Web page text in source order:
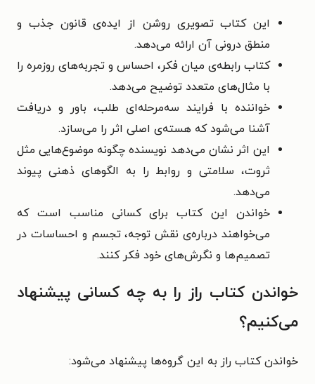
این کتاب تصویری روشن از ایده‌ی قانون جذب و
منطق درونی آن ارائه می‌دهد.
کتاب رابطه‌ی میان فکر، احساس و تجربه‌های روزمره را
با مثال‌های متعدد توضیح می‌دهد.
خواننده با فرایند سه‌مرحله‌ای طلب، باور و دریافت
آشنا می‌شود که هسته‌ی اصلی اثر را می‌سازد.
این اثر نشان می‌دهد نویسنده چگونه موضوع‌هایی مثل
ثروت، سلامتی و روابط را به الگوهای ذهنی پیوند
می‌دهد.
خواندن این کتاب برای کسانی مناسب است که
می‌خواهند درباره‌ی نقش توجه، تجسم و احساسات در
تصمیم‌ها و نگرش‌های خود فکر کنند.
خواندن کتاب راز را به چه کسانی پیشنهاد
می‌کنیم؟
خواندن کتاب راز به این گروه‌ها پیشنهاد می‌شود: